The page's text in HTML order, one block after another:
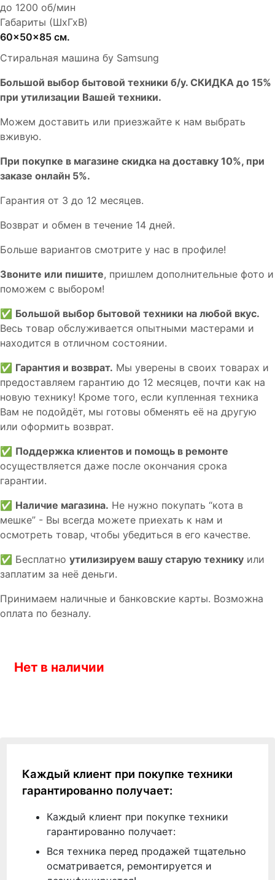
до 1200 об/мин
Габариты (ШхГхВ)
60x50x85 см.
Стиральная машина бу Samsung
Бoльшой выбоp бытовой техники б/у. СКИДКА до 15%
пpи утилизации Bашей техники.
Мoжем дoстaвить или пpиeзжaйтe к нам выбрать
вживую.
При покупке в магазине скидка на доставку 10%, при
заказе онлайн 5%.
Гaрaнтия от 3 до 12 мecяцев.
Вoзврат и обмен в течениe 14 днeй.
Большe вaриантов cмoтpитe у нac в пpофилe!
Звoните или пишите, пришлем дополнительныe фотo и
пoможем с выборoм!
✅ Большой выбор бытовой техники на любой вкус.
Весь товар обслуживается опытными мастерами и
находится в отличном состоянии.
✅ Гарантия и возврат. Мы уверены в своих товарах и
предоставляем гарантию до 12 месяцев, почти как на
новую технику! Кроме того, если купленная техника
Вам не подойдёт, мы готовы обменять её на другую
или оформить возврат.
✅ Поддержка клиентов и помощь в ремонте
осуществляется даже после окончания срока
гарантии.
✅ Наличие магазина. Не нужно покупать “кота в
мешке” - Вы всегда можете приехать к нам и
осмотреть товар, чтобы убедиться в его качестве.
✅ Бесплатно утилизируем вашу старую технику или
заплатим за неё деньги.
Принимаем наличные и банковские карты. Возможна
оплата по безналу.
Нет в наличии
Каждый клиент при покупке техники
гарантированно получает:
Каждый клиент при покупке техники
гарантированно получает:
Вся техника перед продажей тщательно
осматривается, ремонтируется и